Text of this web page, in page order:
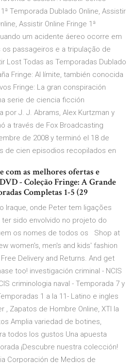
Temporada Dublado Online, Assistir
Assistir Online Fringe 1ª
um acidente áereo ocorre em
passageiros e a tripulação de
Lost Todas as Temporadas Dublado
Fringe: Al límite, también conocida
Fringe: La gran conspiración
serie de ciencia ficción
por J. J. Abrams, Alex Kurtzman y
a través de Fox Broadcasting
de 2008 y terminó el 18 de
de cien episodios recopilados en
com as melhores ofertas e
- Coleção Fringe: A Grande
Completas 1-5 (29
Iraque, onde Peter tem ligações
sido envolvido no projeto do
os nomes de todos os Shop at
women's, men's and kids' fashion
Delivery and Returns. And get
too! investigación criminal - NCIS
criminologia naval - Temporada 7 y
1 a la 11- Latino e ingles
, Zapatos de Hombre Online, XTI la
Amplia variedad de botines,
todos los gustos Una apuesta
¡Descubre nuestra colección!
Corporación de Medios de